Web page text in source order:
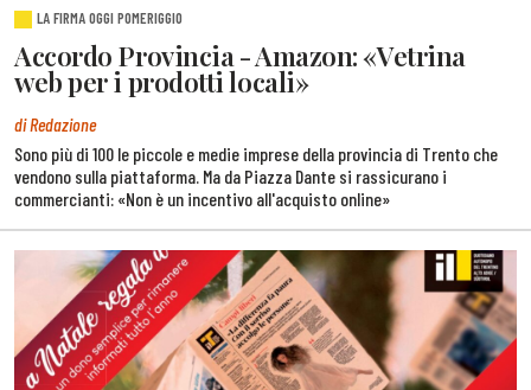
LA FIRMA OGGI POMERIGGIO
Accordo Provincia - Amazon: «Vetrina
web per i prodotti locali»
di Redazione
Sono più di 100 le piccole e medie imprese della provincia di Trento che
vendono sulla piattaforma. Ma da Piazza Dante si rassicurano i
commercianti: «Non è un incentivo all'acquisto online»